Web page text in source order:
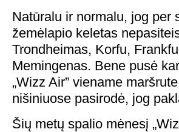
Natūralu ir normalu, jog per
žemėlapio keletas
Trondheimas, Korfu,
Memingenas. Bene pusė
„Wizz Air” viename
nišiniuose pasirodė, jog
Šių metų spalio mėnesį